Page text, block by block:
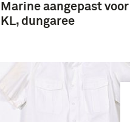
Marine aangepast
KL, dungaree